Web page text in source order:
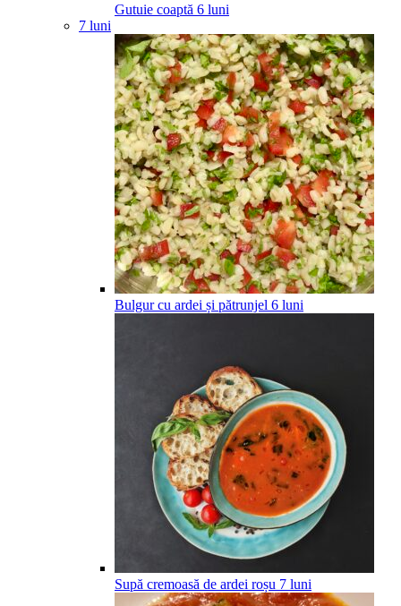
Gutuie coaptă 6 luni
7 luni
Bulgur cu ardei și pătrunjel 6 luni
Supă cremoasă de ardei roșu 7 luni